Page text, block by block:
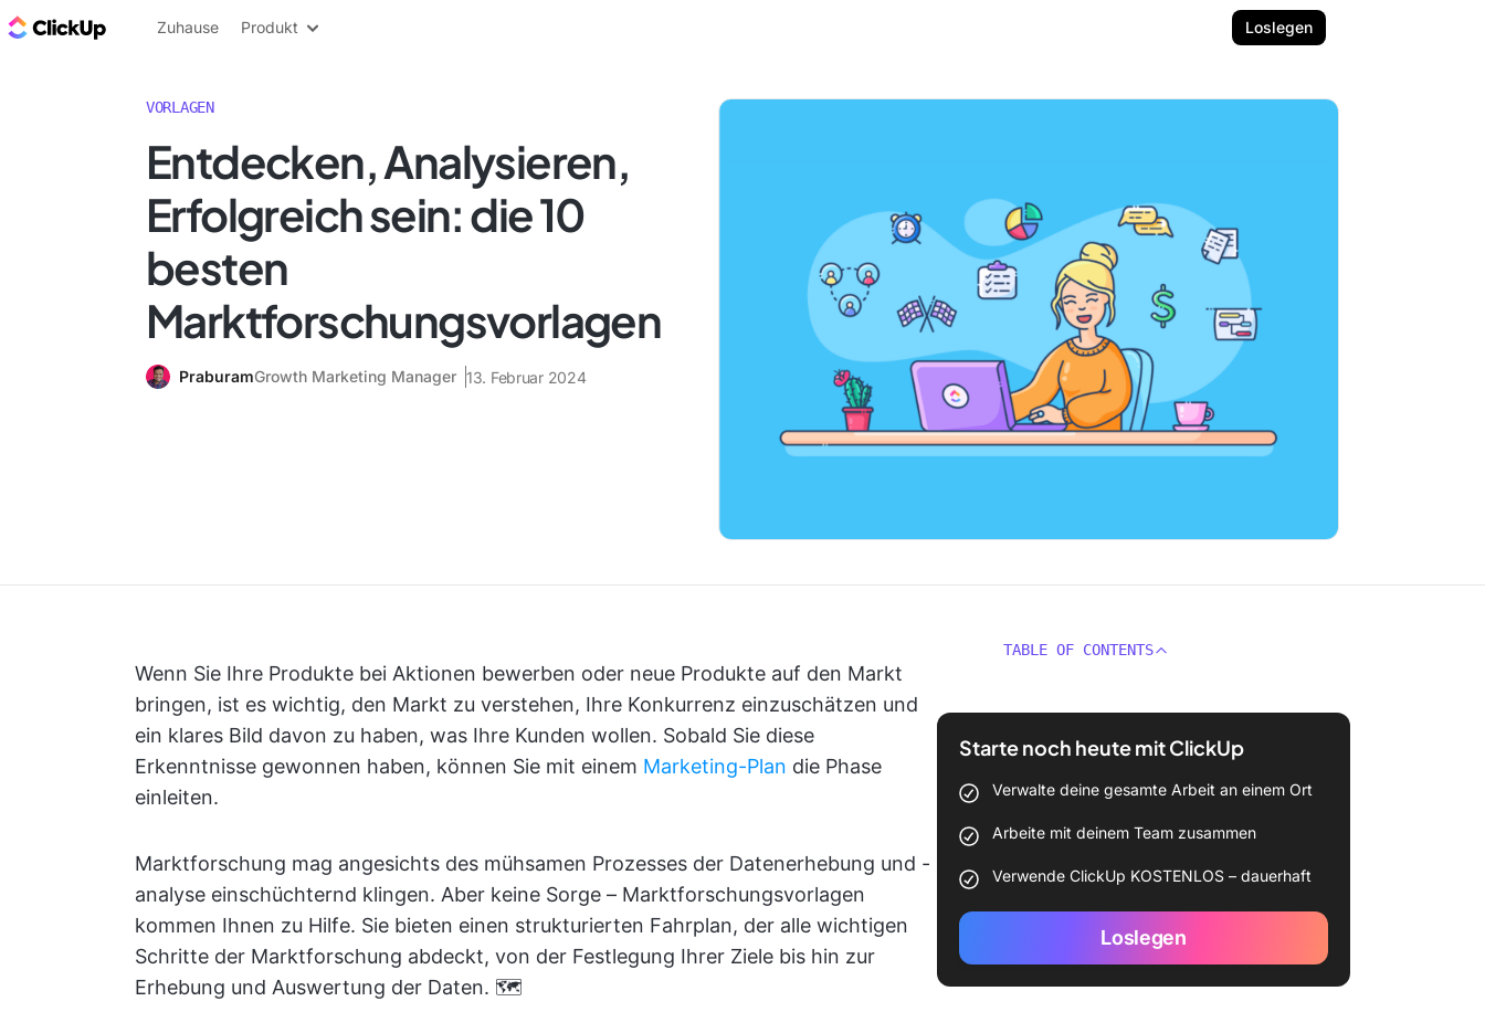
ClickUp Blog
Zuhause Produkt Loslegen
VORLAGEN
Entdecken, Analysieren,
Erfolgreich sein: die 10
besten
Marktforschungsvorlagen
PraburamGrowth Marketing Manager 13. Februar 2024
Wenn Sie Ihre Produkte bei Aktionen bewerben oder neue Produkte auf den Markt
bringen, ist es wichtig, den Markt zu verstehen, Ihre Konkurrenz einzuschätzen und
ein klares Bild davon zu haben, was Ihre Kunden wollen. Sobald Sie diese
Erkenntnisse gewonnen haben, können Sie mit einem Marketing-Plan die Phase
einleiten.
Marktforschung mag angesichts des mühsamen Prozesses der Datenerhebung und -
analyse einschüchternd klingen. Aber keine Sorge – Marktforschungsvorlagen
kommen Ihnen zu Hilfe. Sie bieten einen strukturierten Fahrplan, der alle wichtigen
Schritte der Marktforschung abdeckt, von der Festlegung Ihrer Ziele bis hin zur
Erhebung und Auswertung der Daten. 🗺️
TABLE OF CONTENTS
Starte noch heute mit ClickUp
Verwalte deine gesamte Arbeit an einem Ort
Arbeite mit deinem Team zusammen
Verwende ClickUp KOSTENLOS – dauerhaft
Loslegen